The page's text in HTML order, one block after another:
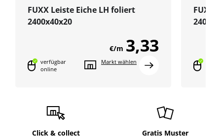
FUXX Leiste Eiche LH foliert
2400x40x20
€/m 3,33
verfügbar
online
Markt wählen
FUXX
Click & collect
Gratis Muster